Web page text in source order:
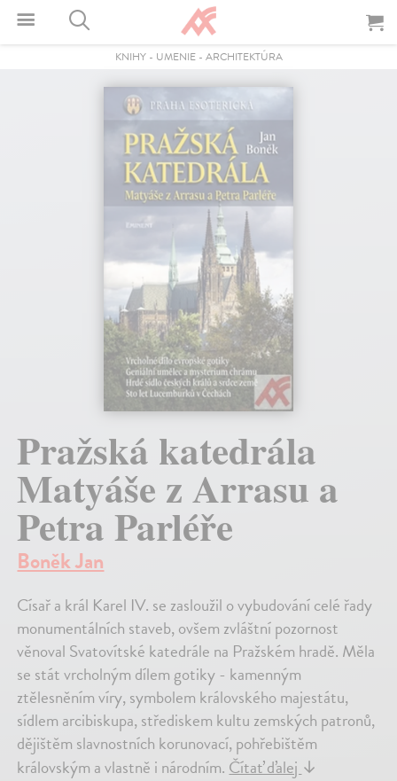
KNIHY- UMENIE- ARCHITEKTÚRA
Pražská katedrála
Matyáše z Arrasu a
Petra Parléře
Boněk Jan
Císař a král Karel IV. se zasloužil o vybudování celé řady
monumentálních staveb, ovšem zvláštní pozornost
věnoval Svatovítské katedrále na Pražském hradě. Měla
se stát vrcholným dílem gotiky - kamenným
ztělesněním víry, symbolem královského majestátu,
sídlem arcibiskupa, střediskem kultu zemských patronů,
dějištěm slavnostních korunovací, pohřebištěm
královským a vlastně i národním. Čítať ďalej ↓